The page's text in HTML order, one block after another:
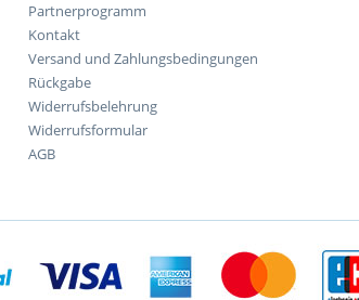
Partnerprogramm
Kontakt
Versand und Zahlungsbedingungen
Rückgabe
Widerrufsbelehrung
Widerrufsformular
AGB